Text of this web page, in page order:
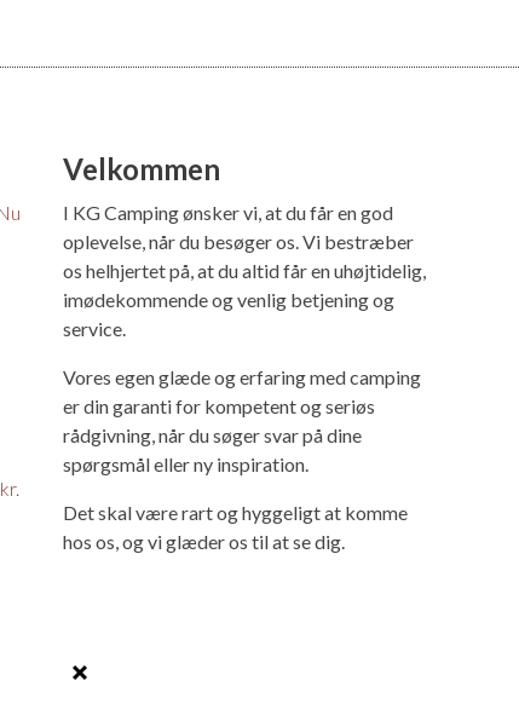
Velkommen
I KG Camping ønsker vi, at du får en god
oplevelse, når du besøger os. Vi bestræber
os helhjertet på, at du altid får en uhøjtidelig,
imødekommende og venlig betjening og
service.
Vores egen glæde og erfaring med camping
er din garanti for kompetent og seriøs
rådgivning, når du søger svar på dine
spørgsmål eller ny inspiration.
Det skal være rart og hyggeligt at komme
hos os, og vi glæder os til at se dig.